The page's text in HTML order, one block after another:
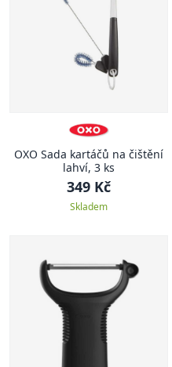
OXO Sada kartáčů na čištění
lahví, 3 ks
349 Kč
Skladem